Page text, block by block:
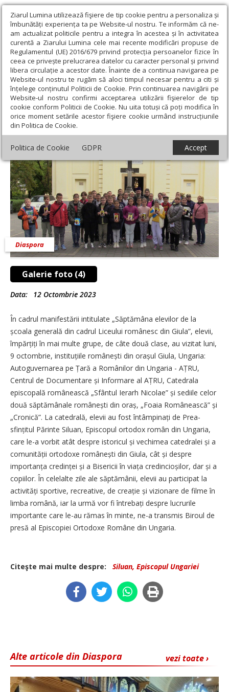
Ziarul Lumina utilizează fişiere de tip cookie pentru a personaliza și
îmbunătăți experiența ta pe Website-ul nostru. Te informăm că ne-
am actualizat politicile pentru a integra în acestea și în activitatea
curentă a Ziarului Lumina cele mai recente modificări propuse de
Regulamentul (UE) 2016/679 privind protecția persoanelor fizice în
ceea ce privește prelucrarea datelor cu caracter personal și privind
libera circulație a acestor date. Înainte de a continua navigarea pe
Website-ul nostru te rugăm să aloci timpul necesar pentru a citi și
înțelege conținutul Politicii de Cookie. Prin continuarea navigării pe
Website-ul nostru confirmi acceptarea utilizării fişierelor de tip
cookie conform Politicii de Cookie. Nu uita totuși că poți modifica în
orice moment setările acestor fişiere cookie urmând instrucțiunile
din Politica de Cookie.
Politica de Cookie GDPR Accept
Ziarul Lumina › Actualitate religioasă › Diaspora › Elevi în vizită
la instituții românești din Giula, Ungaria
Elevi în vizită la instituții românești din
Giula, Ungaria
Galerie foto (4)
Diaspora
Data: 12 Octombrie 2023
În cadrul manifestării intitulate „Săptămâna elevilor de la
școala generală din cadrul Liceului românesc din Giula”, elevii,
îm­părțiți în mai multe grupe, de câte două clase, au vizitat luni,
9 octombrie, instituțiile româ­nești din orașul Giula, Ungaria:
Autoguvernarea pe Țară a Românilor din Ungaria - AȚRU,
Centrul de Documentare și Informare al AȚRU, Catedrala
episcopală românească „Sfântul Ierarh Nicolae” și sediile celor
două săptămânale românești din oraș, „Foaia Românească” și
„Cronică”. La catedrală, elevii au fost întâmpinați de Prea­
sfințitul Părinte Siluan, Episcopul ortodox român din Ungaria,
care le-a vorbit atât despre istoricul și vechimea catedralei și a
comu­nității ortodoxe românești din Giula, cât și despre
importanța cre­dinței și a Bisericii în viața cre­dincioșilor, dar și a
copiilor. În celelalte zile ale săptămânii, elevii au participat la
ac­ti­vități sportive, recreative, de creație și vizionare de filme în
limba română, iar la urmă vor fi întrebați despre lucrurile
importante care le-au rămas în minte, ne-a transmis Biroul de
presă al Episcopiei Ortodoxe Române din Ungaria.
Citeşte mai multe despre: Siluan, Episcopul Ungariei
vezi toate ›
Alte articole din Diaspora